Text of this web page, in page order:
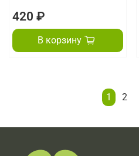
420 ₽
В корзину
1 2